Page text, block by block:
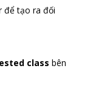
để tạo ra đối
class bên